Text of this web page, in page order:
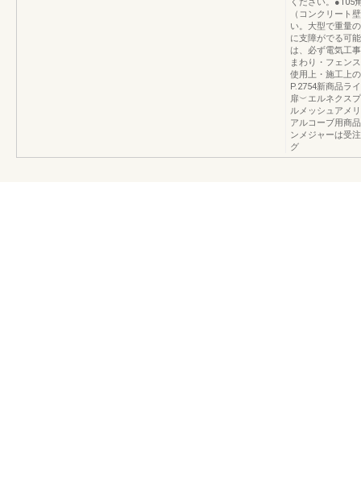
（コンクリート
い。大型で重量
に支障がでる可
は、必ず電気工
まわり・フェン
使用上・施工上
P.2754新商品ラ
扉︶エルネクス
ルメッシュアメ
アルコーブ用商
ンメジャーは受
グ